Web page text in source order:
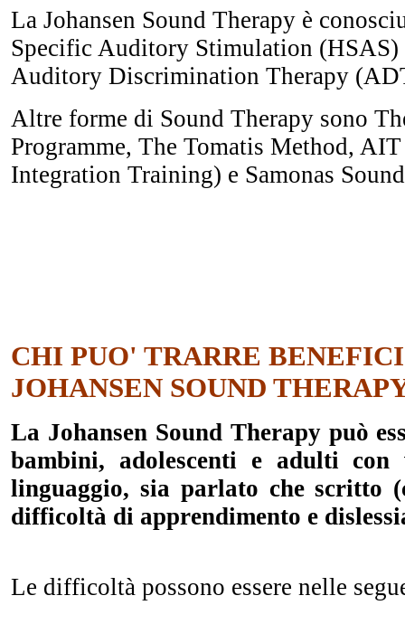
La Johansen Sound Therapy è
Specific Auditory Stimulation (HSAS)
Auditory Discrimination Therapy
Altre forme di Sound Therapy sono
Programme, The Tomatis Method,
Integration Training) e Samonas
CHI PUO' TRARRE
JOHANSEN SOUND
La Johansen Sound Therapy può
bambini, adolescenti e adulti
linguaggio, sia parlato che scritto
difficoltà di apprendimento e
Le difficoltà possono essere nelle